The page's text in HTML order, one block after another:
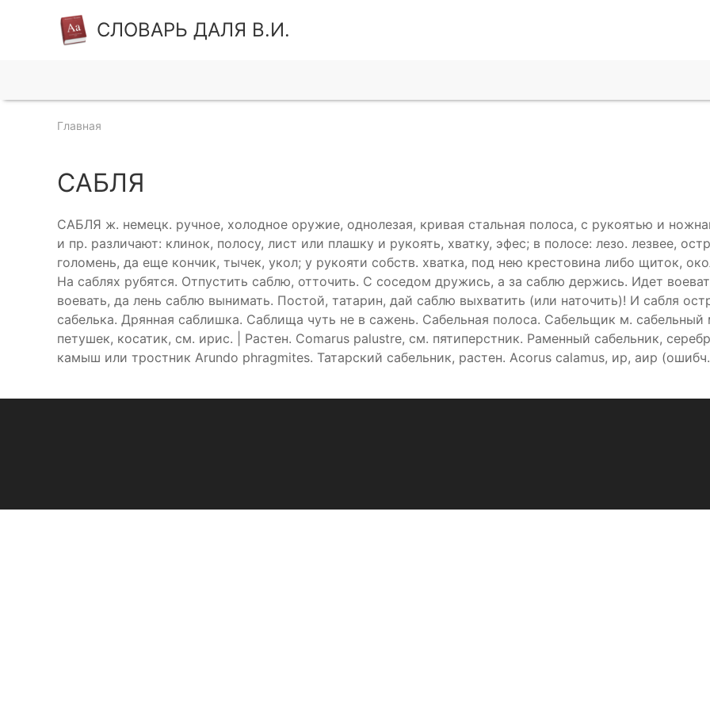
СЛОВАРЬ ДАЛЯ В.И.
Главная
САБЛЯ
САБЛЯ ж. немецк. ручное, холодное оружие, однолезая, кривая стальная полоса, с рукоятью и
и пр. различают: клинок, полосу, лист или плашку и рукоять, хватку, эфес; в полосе: лезо. лезвее,
голомень, да еще кончик, тычек, укол; у рукояти собств. хватка, под нею крестовина либо щиток,
На саблях рубятся. Отпустить саблю, отточить. С соседом дружись, а за саблю держись. Идет
воевать, да лень саблю вынимать. Постой, татарин, дай саблю выхватить (или наточить)! И сабля
сабелька. Дрянная саблишка. Саблища чуть не в сажень. Сабельная полоса. Сабельщик м. сабельный
петушек, косатик, см. ирис. | Растен. Comarus palustre, см. пятиперстник. Раменный сабельник,
камыш или тростник Arundo phragmites. Татарский сабельник, растен. Acorus calamus, ир, аир